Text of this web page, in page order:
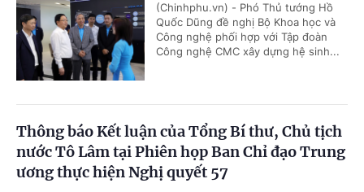
(Chinhphu.vn) - Phó Thủ tướng Hồ
Quốc Dũng đề nghị Bộ Khoa học và
Công nghệ phối hợp với Tập đoàn
Công nghệ CMC xây dựng hệ sinh...
Thông báo Kết luận của Tổng Bí thư, Chủ tịch
nước Tô Lâm tại Phiên họp Ban Chỉ đạo Trung
ương thực hiện Nghị quyết 57